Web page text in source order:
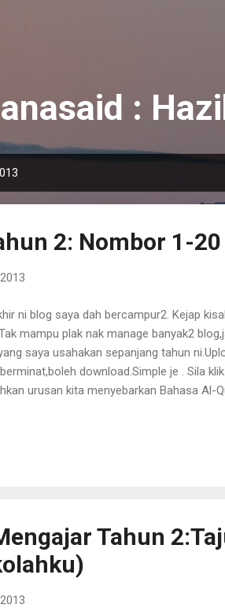
:
2: Nombor 1-20
ni blog saya dah bercampur2. Kejap
mampu plak nak manage banyak2
saya usahakan sepanjang tahun
download.Simple je . Sila
urusan kita menyebarkan Bahasa Al-
Tahun